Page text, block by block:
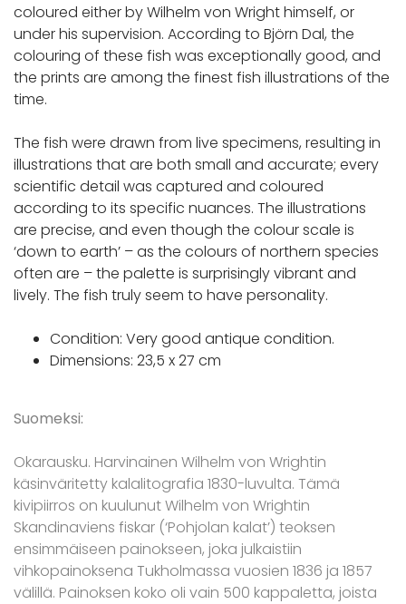
coloured either by Wilhelm von Wright himself, or
under his supervision. According to Björn Dal, the
colouring of these fish was exceptionally good, and
the prints are among the finest fish illustrations of the
time.
The fish were drawn from live specimens, resulting in
illustrations that are both small and accurate; every
scientific detail was captured and coloured
according to its specific nuances. The illustrations
are precise, and even though the colour scale is
‘down to earth’ – as the colours of northern species
often are – the palette is surprisingly vibrant and
lively. The fish truly seem to have personality.
Condition: Very good antique condition.
Dimensions: 23,5 x 27 cm
Suomeksi:
Okarausku. Harvinainen Wilhelm von Wrightin
käsinväritetty kalalitografia 1830-luvulta. Tämä
kivipiirros on kuulunut Wilhelm von Wrightin
Skandinaviens fiskar (‘Pohjolan kalat’) teoksen
ensimmäiseen painokseen, joka julkaistiin
vihkopainoksena Tukholmassa vuosien 1836 ja 1857
välillä. Painoksen koko oli vain 500 kappaletta, joista